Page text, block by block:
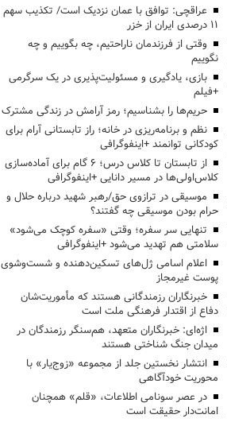
عراقچی: توافق با عمان نزدیک است/ تکذیب سهم
۱۱ درصدی ایران از خزر
وقتی از فرزندمان ناراحتیم، چه بگوییم و چه
نگوییم
بازی، یادگیری و مسئولیت‌پذیری در یک سرگرمی
+فیلم
حریم‌ها را بشناسیم؛ رمز آرامش در زندگی مشترک
نظم و برنامه‌ریزی در خانه؛ راز تابستانی آرام برای
کودکانی توانمند +اینفوگرافی
از تابستان تا کلاس درس؛ ۶ گام برای آماده‌سازی
کلاس‌اولی‌ها در مسیر دانایی +اینفوگرافی
موسیقی در ترازوی حق/رهبر شهید درباره حلال و
حرام بودن موسیقی چه گفتند؟
تنهایی سر سفره؛ وقتی «سفره کوچک می‌شود»
سلامتی هم تهدید می‌شود +اینفوگرافی
اعلام اسامی ژل‌های تسکین‌دهنده و شست‌وشوی
پوست غیرمجاز
خبرنگاران رزمندگانی هستند که مأموریت‌شان
دفاع از اقتدار فرهنگی ملت است
اژه‌ای: خبرنگاران متعهد، هم‌سنگر رزمندگان در
میدان جنگ شناختی هستند
انتشار نخستین جلد از مجموعه «زوج‌یار» با
محوریت خودآگاهی
در عصر سونامی اطلاعات، «قلم» همچنان
امانت‌دار حقیقت است